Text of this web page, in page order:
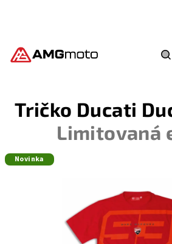
Tričko Ducati
Limitovaná
Novinka